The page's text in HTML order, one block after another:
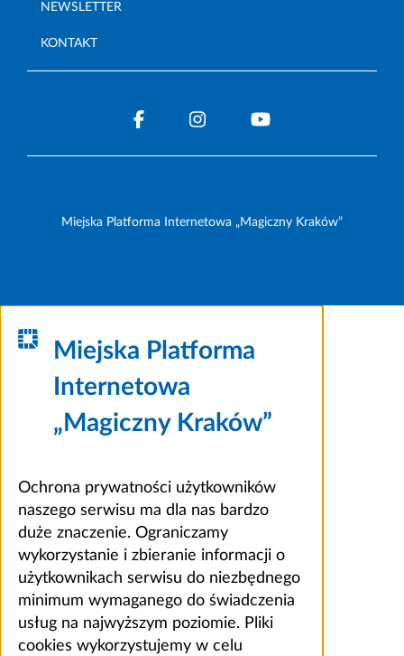
NEWSLETTER
KONTAKT
Miejska Platforma Internetowa „Magiczny Kraków”
Miejska Platforma
Internetowa
„Magiczny Kraków”
Ochrona prywatności użytkowników
naszego serwisu ma dla nas bardzo
duże znaczenie. Ograniczamy
wykorzystanie i zbieranie informacji o
użytkownikach serwisu do niezbędnego
minimum wymaganego do świadczenia
usług na najwyższym poziomie. Pliki
cookies wykorzystujemy w celu